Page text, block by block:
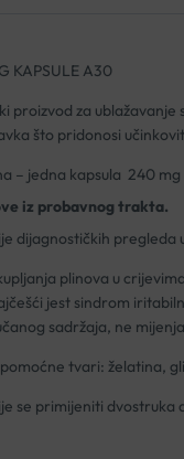
KAPSULE A30
proizvod za
što pridonosi
– jedna kapsula 240
iz probavnog trakta.
dijagnostičkih pregleda
plinova u
jest sindrom
sadržaja, ne
tvari: želatina,
se primijeniti